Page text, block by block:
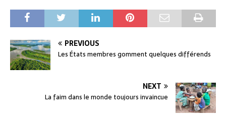
PREVIOUS
Les États membres gomment quelques différends
NEXT
La faim dans le monde toujours invaincue